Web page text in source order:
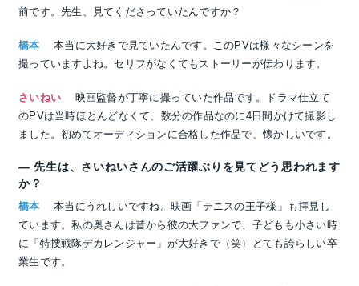
前です。先生、見てくださっていたんですか？
橋本 本当に大好きで見ていたんです。このPVは様々なシーンを
撮っていますよね。セリフがなくてもストーリーが伝わります。
さいねい 映画監督が丁寧に撮っていた作品です。ドラマ仕立て
のPVは当時ほとんどなくて、数分の作品なのに4日間かけて撮影し
ました。初めてオーディションに合格した作品で、懐かしいです。
― 先生は、さいねいさんのご活躍ぶりを見てどう思われます
か？
橋本 本当にうれしいですね。映画「テニスの王子様」も拝見し
ています。私の奥さんは昔から彼の大ファンで、子どもも小さい時
に「特捜戦隊デカレンジャー」が大好きで（笑）とても誇らしい卒
業生です。